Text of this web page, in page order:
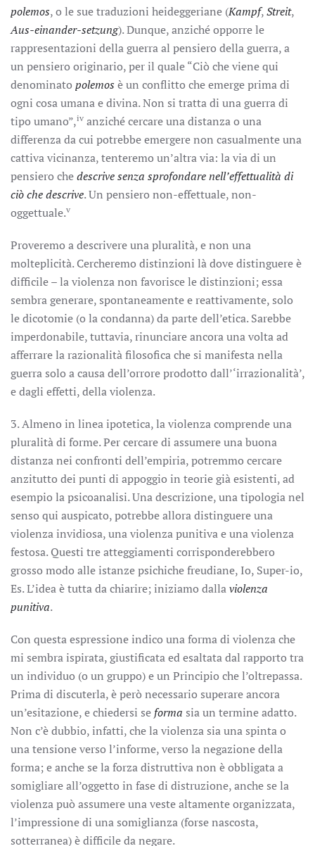
polemos, o le sue traduzioni heideggeriane (Kampf,Streit,
Aus-einander-setzung). Dunque, anziché opporre le
rappresentazioni della guerra al pensiero della guerra, a
un pensiero originario, per il quale “Ciò che viene qui
denominato polemos è un conflitto che emerge prima di
ogni cosa umana e divina. Non si tratta di una guerra di
tipo umano”,iv anziché cercare una distanza o una
differenza da cui potrebbe emergere non casualmente una
cattiva vicinanza, tenteremo un’altra via: la via di un
pensiero chedescrive senza sprofondare nell’effettualità di
ciò che descrive. Un pensiero non-effettuale, non-
oggettuale.v
Proveremo a descrivere una pluralità, e non una
molteplicità. Cercheremo distinzioni là dove distinguere è
difficile – la violenza non favorisce le distinzioni; essa
sembra generare, spontaneamente e reattivamente, solo
le dicotomie (o la condanna) da parte dell’etica. Sarebbe
imperdonabile, tuttavia, rinunciare ancora una volta ad
afferrare la razionalità filosofica che si manifesta nella
guerra solo a causa dell’orrore prodotto dall’‘irrazionalità’,
e dagli effetti, della violenza.
3. Almeno in linea ipotetica, la violenza comprende una
pluralità di forme. Per cercare di assumere una buona
distanza nei confronti dell’empiria, potremmo cercare
anzitutto dei punti di appoggio in teorie già esistenti, ad
esempio la psicoanalisi. Una descrizione, una tipologia nel
senso qui auspicato, potrebbe allora distinguere una
violenza invidiosa, una violenza punitiva e una violenza
festosa. Questi tre atteggiamenti corrisponderebbero
grosso modo alle istanze psichiche freudiane, Io, Super-io,
Es. L’idea è tutta da chiarire; iniziamo dallaviolenza
punitiva.
Con questa espressione indico una forma di violenza che
mi sembra ispirata, giustificata ed esaltata dal rapporto tra
un individuo (o un gruppo) e un Principio che l’oltrepassa.
Prima di discuterla, è però necessario superare ancora
un’esitazione, e chiedersi se forma sia un termine adatto.
Non c’è dubbio, infatti, che la violenza sia una spinta o
una tensione verso l’informe, verso la negazione della
forma; e anche se la forza distruttiva non è obbligata a
somigliare all’oggetto in fase di distruzione, anche se la
violenza può assumere una veste altamente organizzata,
l’impressione di una somiglianza (forse nascosta,
sotterranea) è difficile da negare.